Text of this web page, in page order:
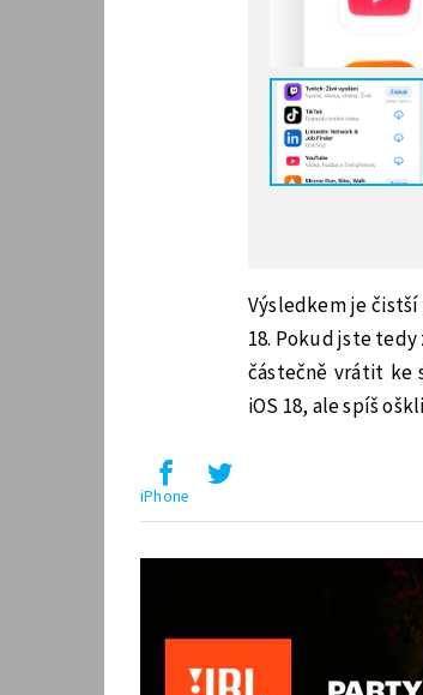
Výsledkem je
18. Pokud jste
částečně vrátit ke
iOS 18, ale spíš
iPhone